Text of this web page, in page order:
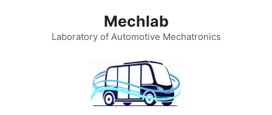
Mechlab
Laboratory of Automotive Mechatronics